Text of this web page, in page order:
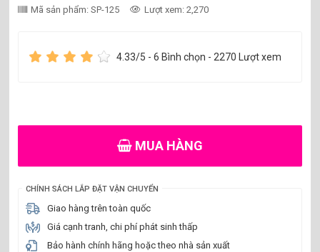
Mã sản phẩm: SP-125 Lượt xem: 2,270
4.33/5 -6 Bình chọn - 2270 Lượt xem
MUA HÀNG
CHÍNH SÁCH LẮP ĐẶT VẬN CHUYỂN
Giao hàng trên toàn quốc
Giá cạnh tranh, chi phí phát sinh thấp
Bảo hành chính hãng hoặc theo nhà sản xuất